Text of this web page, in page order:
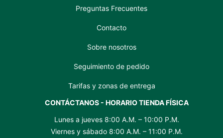
Preguntas Frecuentes
Contacto
Sobre nosotros
Seguimiento de pedido
Tarifas y zonas de entrega
CONTÁCTANOS - HORARIO TIENDA FÍSICA
Lunes a jueves 8:00 A.M. – 10:00 P.M.
Viernes y sábado 8:00 A.M. – 11:00 P.M.